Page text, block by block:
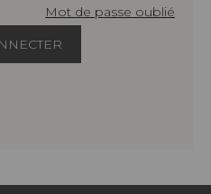
Mot de passe oublié